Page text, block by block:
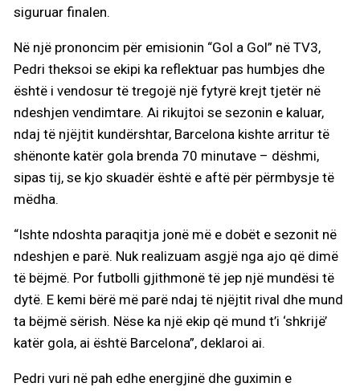
siguruar finalen.
Në një prononcim për emisionin “Gol a Gol” në TV3,
Pedri theksoi se ekipi ka reflektuar pas humbjes dhe
është i vendosur të tregojë një fytyrë krejt tjetër në
ndeshjen vendimtare. Ai rikujtoi se sezonin e kaluar,
ndaj të njëjtit kundërshtar, Barcelona kishte arritur të
shënonte katër gola brenda 70 minutave – dëshmi,
sipas tij, se kjo skuadër është e aftë për përmbysje të
mëdha.
“Ishte ndoshta paraqitja jonë më e dobët e sezonit në
ndeshjen e parë. Nuk realizuam asgjë nga ajo që dimë
të bëjmë. Por futbolli gjithmonë të jep një mundësi të
dytë. E kemi bërë më parë ndaj të njëjtit rival dhe mund
ta bëjmë sërish. Nëse ka një ekip që mund t’i ‘shkrijë’
katër gola, ai është Barcelona”, deklaroi ai.
Pedri vuri në pah edhe energjinë dhe guximin e